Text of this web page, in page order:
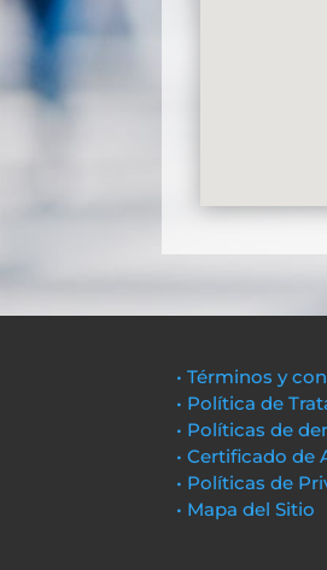
• Términos y
• Política de
• Políticas de
• Certificado de
• Políticas de
• Mapa del Sitio